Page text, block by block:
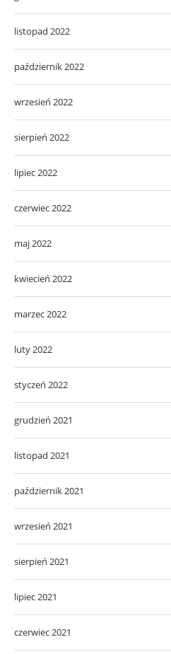
listopad 2022
październik 2022
wrzesień 2022
sierpień 2022
lipiec 2022
czerwiec 2022
maj 2022
kwiecień 2022
marzec 2022
luty 2022
styczeń 2022
grudzień 2021
listopad 2021
październik 2021
wrzesień 2021
sierpień 2021
lipiec 2021
czerwiec 2021